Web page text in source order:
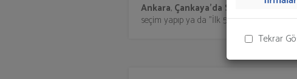
Tekrar
Ankara, Çankaya'da Sosyal Medya
seçim yapıp ya da "İlk 5 Firmadan Teklif